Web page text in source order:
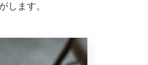
します。